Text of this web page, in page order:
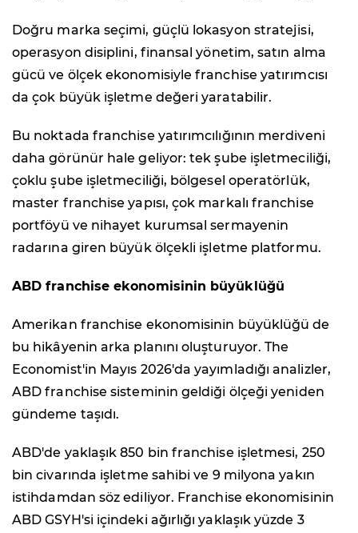
Doğru marka seçimi, güçlü lokasyon stratejisi,
operasyon disiplini, finansal yönetim, satın alma
gücü ve ölçek ekonomisiyle franchise yatırımcısı
da çok büyük işletme değeri yaratabilir.
Bu noktada franchise yatırımcılığının merdiveni
daha görünür hale geliyor: tek şube işletmeciliği,
çoklu şube işletmeciliği, bölgesel operatörlük,
master franchise yapısı, çok markalı franchise
portföyü ve nihayet kurumsal sermayenin
radarına giren büyük ölçekli işletme platformu.
ABD franchise ekonomisinin büyüklüğü
Amerikan franchise ekonomisinin büyüklüğü de
bu hikâyenin arka planını oluşturuyor. The
Economist'in Mayıs 2026'da yayımladığı analizler,
ABD franchise sisteminin geldiği ölçeği yeniden
gündeme taşıdı.
ABD'de yaklaşık 850 bin franchise işletmesi, 250
bin civarında işletme sahibi ve 9 milyona yakın
istihdamdan söz ediliyor. Franchise ekonomisinin
ABD GSYH'si içindeki ağırlığı yaklaşık yüzde 3